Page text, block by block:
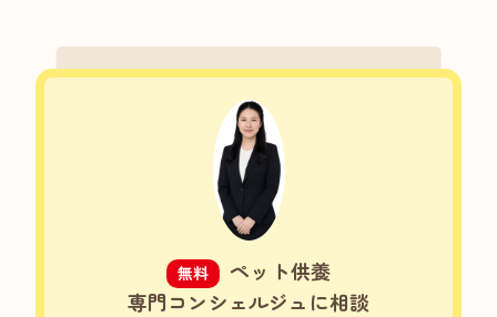
無料
ペット供養
専門コンシェルジュに相談